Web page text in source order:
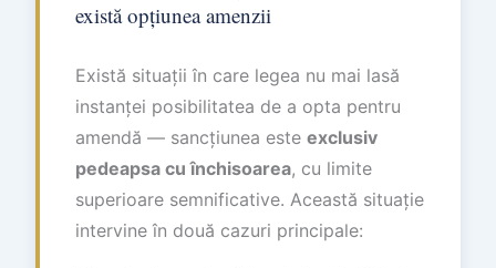
există opțiunea amenzii
Există situații în care legea nu mai lasă
instanței posibilitatea de a opta pentru
amendă — sancțiunea este exclusiv
pedeapsa cu închisoarea, cu limite
superioare semnificative. Această situație
intervine în două cazuri principale: